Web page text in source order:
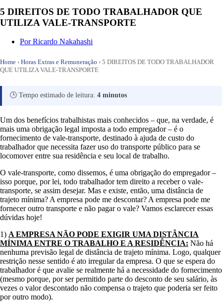
5 DIREITOS DE TODO TRABALHADOR QUE
UTILIZA VALE-TRANSPORTE
PorRicardo Nakahashi
Home › Horas Extras e Remuneração › 5 DIREITOS DE TODO TRABALHADOR
QUE UTILIZA VALE-TRANSPORTE
🕒 Tempo estimado de leitura: 4 minutos
Um dos benefícios trabalhistas mais conhecidos – que, na verdade, é
mais uma obrigação legal imposta a todo empregador – é o
fornecimento de vale-transporte, destinado à ajuda de custo do
trabalhador que necessita fazer uso do transporte público para se
locomover entre sua residência e seu local de trabalho.
O vale-transporte, como dissemos, é uma obrigação do empregador –
isso porque, por lei, todo trabalhador tem direito a receber o vale-
transporte, se assim desejar. Mas e existe, então, uma distância de
trajeto mínima? A empresa pode me descontar? A empresa pode me
fornecer outro transporte e não pagar o vale? Vamos esclarecer essas
dúvidas hoje!
1) A EMPRESA NÃO PODE EXIGIR UMA DISTÂNCIA
MÍNIMA ENTRE O TRABALHO E A RESIDÊNCIA: Não há
nenhuma previsão legal de distância de trajeto mínima. Logo, qualquer
restrição nesse sentido é ato irregular da empresa. O que se espera do
trabalhador é que avalie se realmente há a necessidade do fornecimento
(mesmo porque, por ser permitido parte do desconto de seu salário, às
vezes o valor descontado não compensa o trajeto que poderia ser feito
por outro modo).